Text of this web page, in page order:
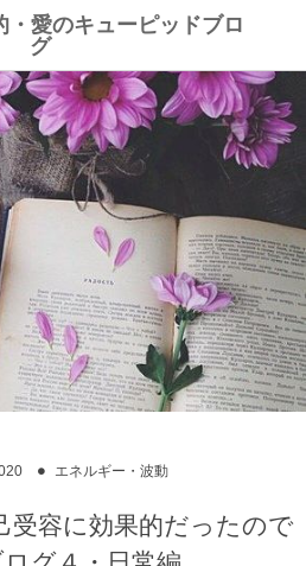
・愛のキューピッドブロ
グ
エネルギー・波動
受容に効果的だったので